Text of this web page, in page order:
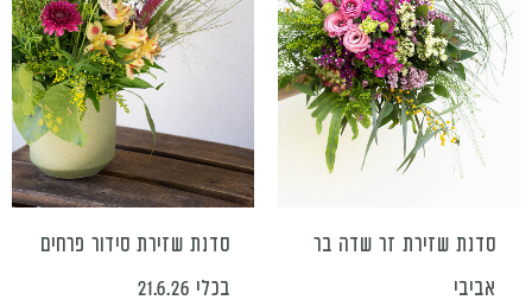
סדנת שזירת זר שדה בר
אביבי
סדנת שזירת סידור פרחים
בכלי 21.6.26